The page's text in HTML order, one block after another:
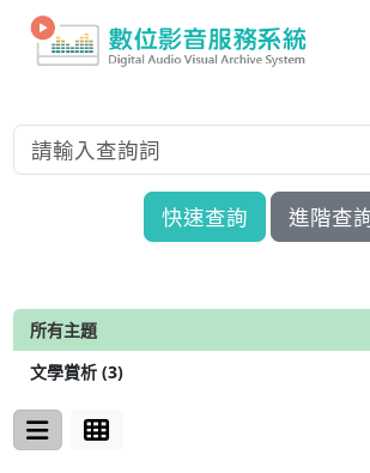
快速查詢 進階查
所有主題
文學賞析 (3)